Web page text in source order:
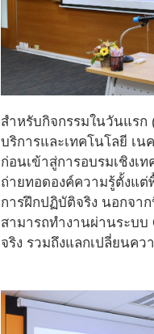
สำหรับกิจกรรมในวันแร
บริการและเทคโนโลยี เ
ก่อนเข้าสู่การอบรมเชิง
ถ่ายทอดองค์ความรู้ตั้งแต่
การฝึกปฏิบัติจริง นอกจา
สามารถทำงานผ่านระบบ
จริง รวมถึงแลกเปลี่ยนค